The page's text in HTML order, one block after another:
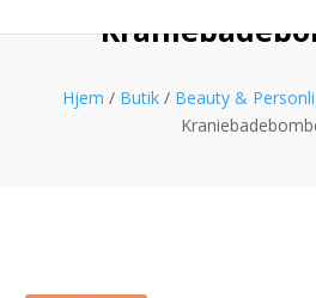
Hjem / Butik/ Beauty &